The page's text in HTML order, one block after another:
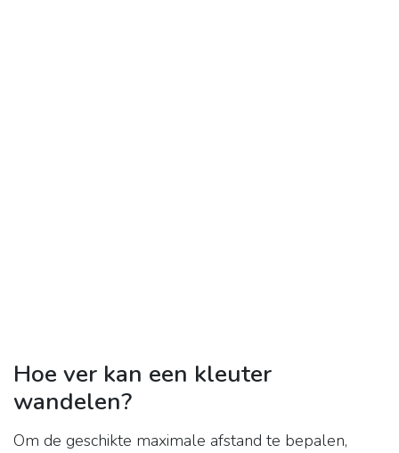
Hoe ver kan een kleuter
wandelen?
Om de geschikte maximale afstand te bepalen,